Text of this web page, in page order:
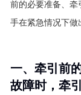
前的必要准备、牵
手在紧急情况下做
一、牵引前
故障时，牵